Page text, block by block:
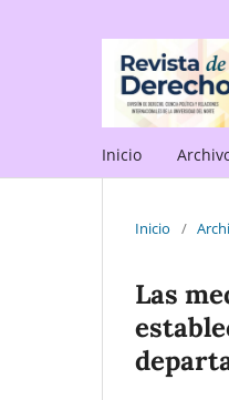
Inicio
Inicio /
Las